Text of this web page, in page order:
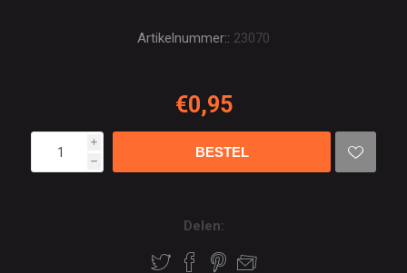
Artikelnummer:: 23070
€0,95
i
h
Delen: